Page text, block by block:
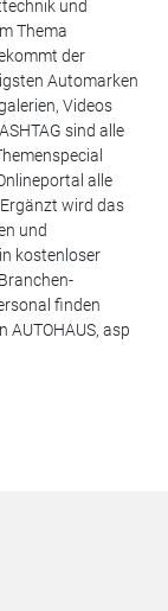
und
Thema
der
Automarken
Videos
sind alle
alle
wird das
und
kostenloser
finden
asp